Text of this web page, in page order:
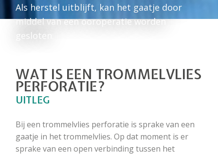
Als herstel uitblijft, kan het gaatje door
middel van een ooroperatie worden
gesloten.
WAT IS EEN TROMMELVLIES
PERFORATIE?
UITLEG
Bij een trommelvlies perforatie is sprake van een
gaatje in het trommelvlies. Op dat moment is er
sprake van een open verbinding tussen het